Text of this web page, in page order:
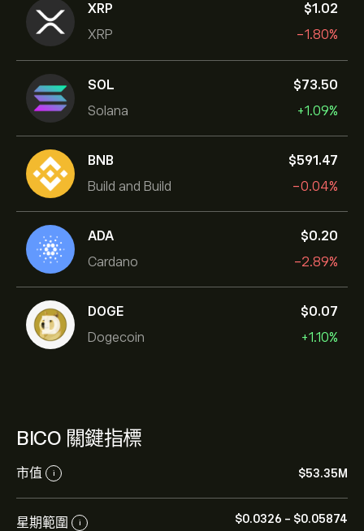
XRP
XRP
‎$‎1.02
-1.80%
SOL
Solana
‎$‎73.50
+1.09%
BNB
Build and Build
‎$‎591.47
-0.04%
ADA
Cardano
‎$‎0.20
-2.89%
DOGE
Dogecoin
‎$‎0.07
+1.10%
BICO 關鍵指標
市值 i ‎$‎53.35M
星期範圍 i ‎$‎0.0326 - ‎$‎0.05874